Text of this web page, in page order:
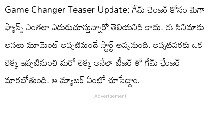
Game Changer Teaser Update: గేమ్ చెంజర్ కోసం మెగా
ఫ్యాన్స్ ఎంతలా ఎదురుచూస్తున్నారో తెలియనిది కాదు. ఈ సినిమాకు
అసలు మూమెంట్ ఇప్పటినుంచే స్టార్ట్ అవ్వనుంది. ఇప్పటివరకు ఒక
లెక్క ఇప్పటినుంచి మరో లెక్క అనేలా టీజర్ తో గేమ్ ఛేంజర్
మారబోతుంది. ఆ మ్యాటర్ ఏంటో చూసేద్దాం.